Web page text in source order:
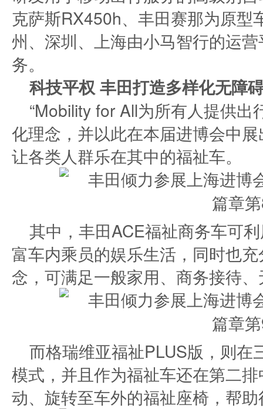
克萨斯RX450h、丰田赛那为原型
州、深圳、上海由小马智行的运
务。
科技平权 丰田打造多样化无障
“Mobility for All为所有人提供出
化理念，并以此在本届进博会中
让各类人群乐在其中的福祉车。
其中，丰田ACE福祉商务车可
富车内乘员的娱乐生活，同时也
念，可满足一般家用、商务接待
而格瑞维亚福祉PLUS版，则在
模式，并且作为福祉车还在第二
动、旋转至车外的福祉座椅，帮